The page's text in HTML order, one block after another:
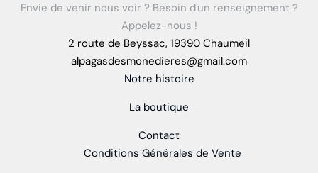
Envie de venir nous voir ? Besoin d'un renseignement ?
Appelez-nous !
2 route de Beyssac, 19390 Chaumeil
alpagasdesmonedieres@gmail.com
Notre histoire
La boutique
Contact
Conditions Générales de Vente